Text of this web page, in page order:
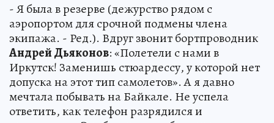
- Я была в резерве (дежурство рядом с
аэропортом для срочной подмены члена
экипажа. - Ред.). Вдруг звонит бортпроводник
Андрей Дьяконов: «Полетели с нами в
Иркутск! Заменишь стюардессу, у которой нет
допуска на этот тип самолетов». А я давно
мечтала побывать на Байкале. Не успела
ответить, как телефон разрядился и